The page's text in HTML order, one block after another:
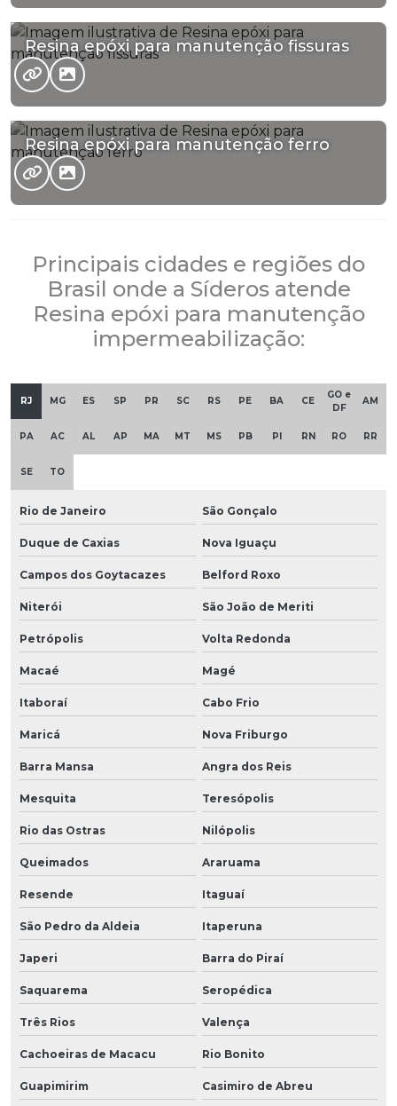
Resina epóxi para manutenção fissuras
Resina epóxi para manutenção ferro
Principais cidades e regiões do
Brasil onde a Síderos atende
Resina epóxi para manutenção
impermeabilização:
RJ MG ES SP PR SC RS PE BA CE
GO e
DF
AM
PA AC AL AP MA MT MS PB PI RN RO RR
SE TO
Rio de Janeiro São Gonçalo
Duque de Caxias Nova Iguaçu
Campos dos Goytacazes Belford Roxo
Niterói São João de Meriti
Petrópolis Volta Redonda
Macaé Magé
Itaboraí Cabo Frio
Maricá Nova Friburgo
Barra Mansa Angra dos Reis
Mesquita Teresópolis
Rio das Ostras Nilópolis
Queimados Araruama
Resende Itaguaí
São Pedro da Aldeia Itaperuna
Japeri Barra do Piraí
Saquarema Seropédica
Três Rios Valença
Cachoeiras de Macacu Rio Bonito
Guapimirim Casimiro de Abreu